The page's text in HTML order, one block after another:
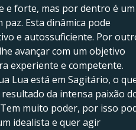
e forte, mas por dentro é um
Esta dinâmica pode
e autossuficiente. Por
avançar com um objetivo
experiente e competente.
Lua está em Sagitário, o
da intensa paixão
muito poder, por isso
idealista e quer agir